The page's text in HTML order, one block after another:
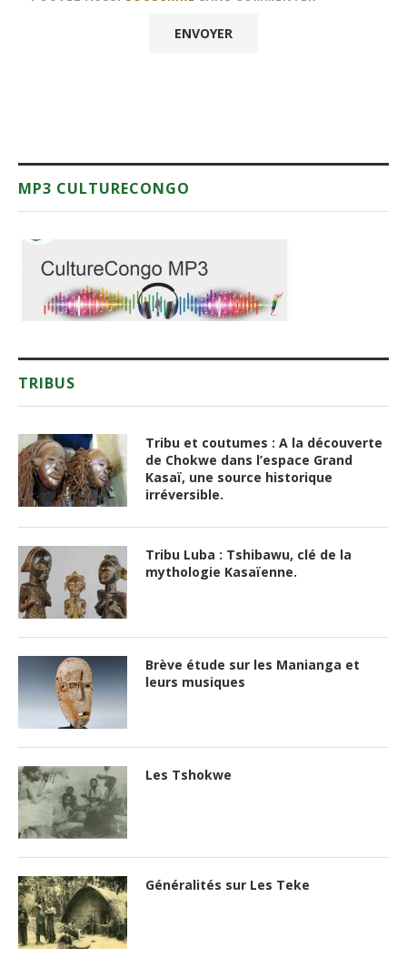
MP3 CULTURECONGO
TRIBUS
Tribu et coutumes : A la découverte
de Chokwe dans l’espace Grand
Kasaï, une source historique
irréversible.
Tribu Luba : Tshibawu, clé de la
mythologie Kasaïenne.
Brève étude sur les Manianga et
leurs musiques
Les Tshokwe
Généralités sur Les Teke